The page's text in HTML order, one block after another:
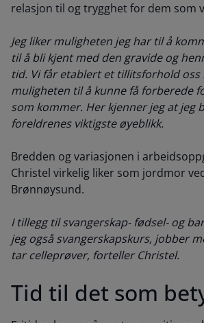
relasjon til og trygghet for dem som
Jeg liker muligheten jeg har til å
til å bli kjent med den gravide og
tid. Vi får etablert et tillitsforhold oss
muligheten til å kunne få forberede
som kommer. Her kjenner jeg at jeg
foreldrenes viktigste øyeblikk.
Bredden og variasjonen i
Christel virkelig liker som jordmor
Brønnøysund.
I tillegg til svangerskap- fødsel- og
jeg også svangerskapskurs, jobber
tar celleprøver, forteller Christel.
Tid til det som